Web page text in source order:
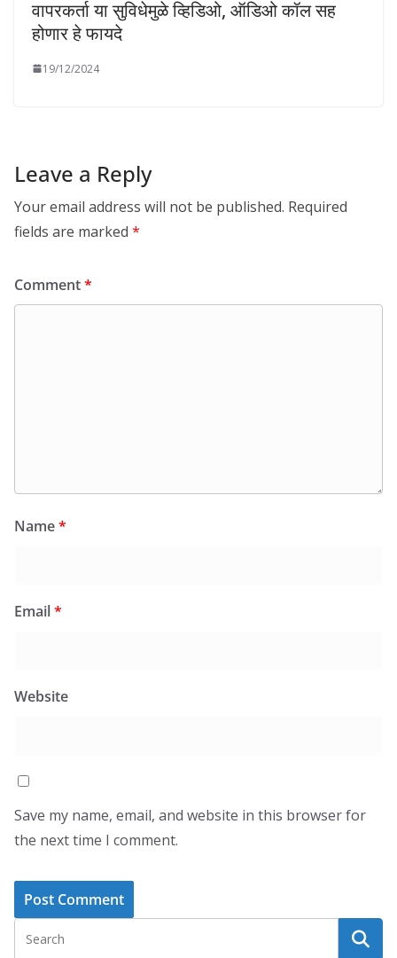
वापरकर्ता या सुविधेमुळे व्हिडिओ, ऑडिओ कॉल सह
होणार हे फायदे
19/12/2024
Leave a Reply
Your email address will not be published. Required
fields are marked *
Comment*
Name*
Email*
Website
Save my name, email, and website in this browser for
the next time I comment.